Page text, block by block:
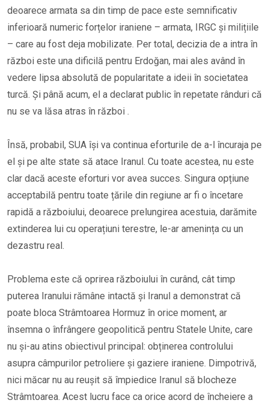
deoarece armata sa din timp de pace este semnificativ
inferioară numeric forțelor iraniene – armata, IRGC și milițiile
– care au fost deja mobilizate. Per total, decizia de a intra în
război este una dificilă pentru Erdoğan, mai ales având în
vedere lipsa absolută de popularitate a ideii în societatea
turcă. Și până acum, el a declarat public în repetate rânduri că
nu se va lăsa atras în război .
Însă, probabil, SUA își va continua eforturile de a-l încuraja pe
el și pe alte state să atace Iranul. Cu toate acestea, nu este
clar dacă aceste eforturi vor avea succes. Singura opțiune
acceptabilă pentru toate țările din regiune ar fi o încetare
rapidă a războiului, deoarece prelungirea acestuia, darămite
extinderea lui cu operațiuni terestre, le-ar amenința cu un
dezastru real.
Problema este că oprirea războiului în curând, cât timp
puterea Iranului rămâne intactă și Iranul a demonstrat că
poate bloca Strâmtoarea Hormuz în orice moment, ar
însemna o înfrângere geopolitică pentru Statele Unite, care
nu și-au atins obiectivul principal: obținerea controlului
asupra câmpurilor petroliere și gaziere iraniene. Dimpotrivă,
nici măcar nu au reușit să împiedice Iranul să blocheze
Strâmtoarea. Acest lucru face ca orice acord de încheiere a